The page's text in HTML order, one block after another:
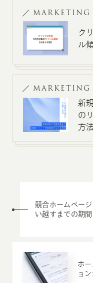
MARKETING
ク
ル
MARKETING
新
の
方
競合ホームペー
い越すまでの期
ホ
ョ